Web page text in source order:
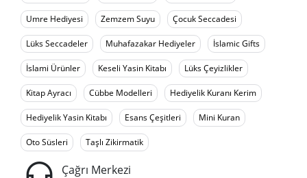
Umre Hediyesi Zemzem Suyu Çocuk Seccadesi
Lüks Seccadeler Muhafazakar Hediyeler İslamic Gifts
İslami Ürünler Keseli Yasin Kitabı Lüks Çeyizlikler
Kitap Ayracı Cübbe Modelleri Hediyelik Kuranı Kerim
Hediyelik Yasin Kitabı Esans Çeşitleri Mini Kuran
Oto Süsleri Taşlı Zikirmatik
Çağrı Merkezi